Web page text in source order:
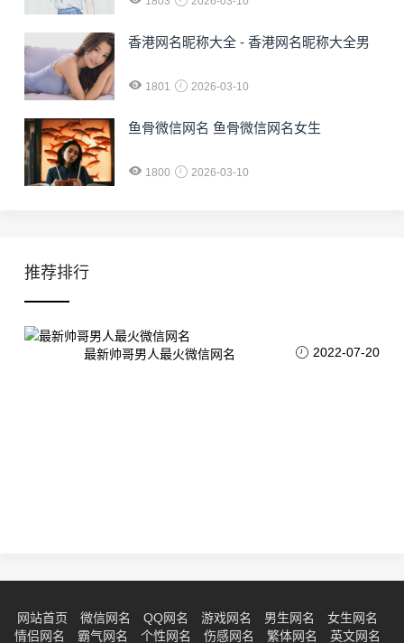
香港网名昵称大全 - 香港网名昵称大全男
1801 2026-03-10
鱼骨微信网名 鱼骨微信网名女生
1800 2026-03-10
推荐排行
最新帅哥男人最火微信网名 2022-07-20
网站首页 微信网名 QQ网名 游戏网名 男生网名
女生网名
情侣网名
霸气网名 个性网名 伤感网名 繁体网名 英文网名